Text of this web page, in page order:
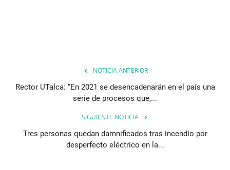
NOTICIA ANTERIOR
Rector UTalca: “En 2021 se desencadenarán en el país una
serie de procesos que,...
SIGUIENTE NOTICIA
Tres personas quedan damnificados tras incendio por
desperfecto eléctrico en la...